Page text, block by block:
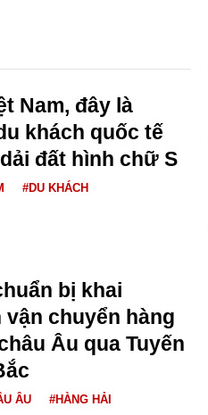
Nam, đây là
khách quốc tế
đất hình chữ S
#DU KHÁCH
bị khai
chuyển hàng
Âu qua Tuyến
ÂU #HÀNG HẢI